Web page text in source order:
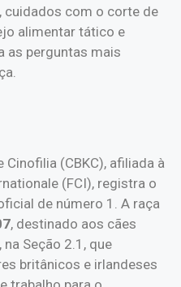
cuidados com o corte de
alimentar tático e
as perguntas mais
(CBKC), afiliada à
(FCI), registra o
de número 1. A raça
, destinado aos cães
Seção 2.1, que
britânicos e irlandeses